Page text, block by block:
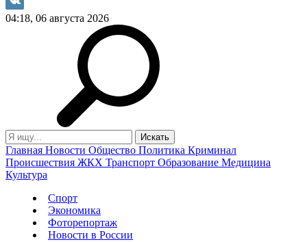
04:18, 06 августа 2026
Главная Новости Общество Политика Криминал
Происшествия ЖКХ Транспорт Образование Медицина
Культура
Спорт
Экономика
Фоторепортаж
Новости в России